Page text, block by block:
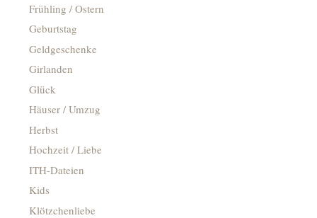
Frühling / Ostern
Geburtstag
Geldgeschenke
Girlanden
Glück
Häuser / Umzug
Herbst
Hochzeit / Liebe
ITH-Dateien
Kids
Klötzchenliebe